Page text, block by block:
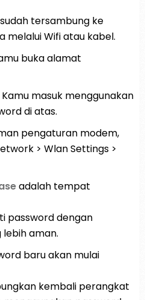
tersambung ke
melalui Wifi atau kabel.
buka alamat
masuk menggunakan
di atas.
pengaturan modem,
> Wlan Settings >
adalah tempat
password dengan
aman.
baru akan mulai
kembali perangkat